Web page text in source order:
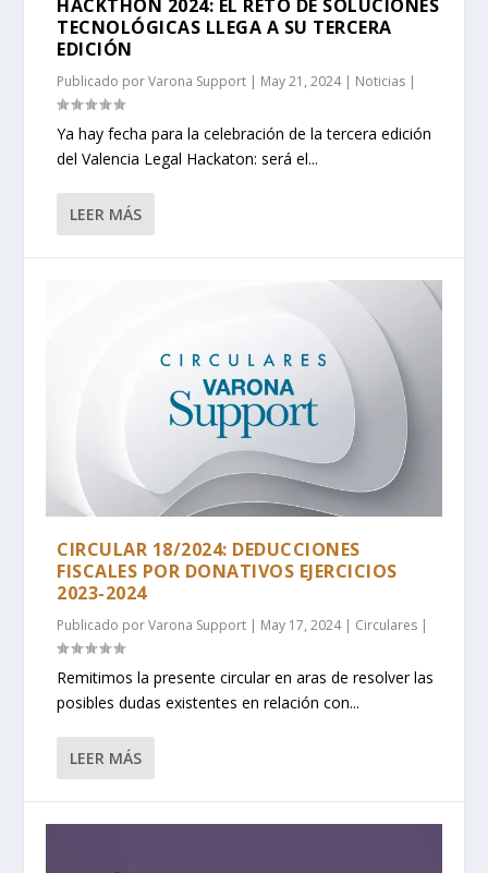
HACKTHON 2024: EL RETO DE SOLUCIONES
TECNOLÓGICAS LLEGA A SU TERCERA
EDICIÓN
Publicado porVarona Support | May 21, 2024| Noticias |
Ya hay fecha para la celebración de la tercera edición
del Valencia Legal Hackaton: será el...
LEER MÁS
CIRCULAR 18/2024: DEDUCCIONES
FISCALES POR DONATIVOS EJERCICIOS
2023-2024
Publicado porVarona Support | May 17, 2024| Circulares |
Remitimos la presente circular en aras de resolver las
posibles dudas existentes en relación con...
LEER MÁS